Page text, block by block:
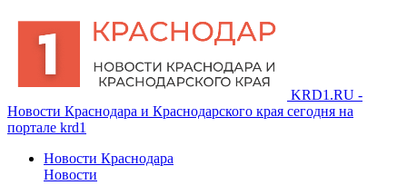
KRD1.RU -
Новости Краснодара и Краснодарского края сегодня на
портале krd1
Новости Краснодара
Новости